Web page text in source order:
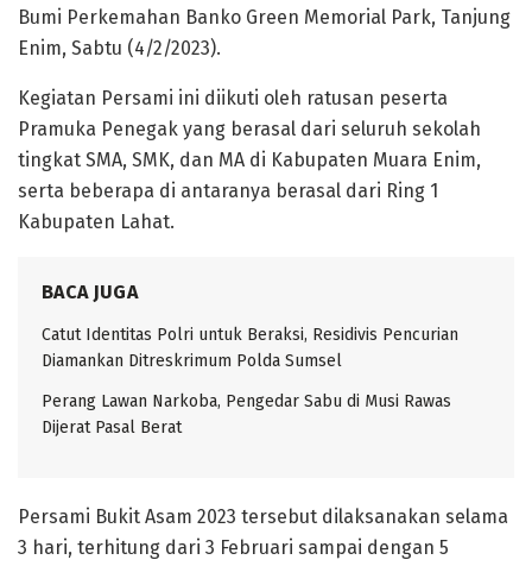
Bumi Perkemahan Banko Green Memorial Park, Tanjung
Enim, Sabtu (4/2/2023).
Kegiatan Persami ini diikuti oleh ratusan peserta
Pramuka Penegak yang berasal dari seluruh sekolah
tingkat SMA, SMK, dan MA di Kabupaten Muara Enim,
serta beberapa di antaranya berasal dari Ring 1
Kabupaten Lahat.
BACA JUGA
Catut Identitas Polri untuk Beraksi, Residivis Pencurian
Diamankan Ditreskrimum Polda Sumsel
Perang Lawan Narkoba, Pengedar Sabu di Musi Rawas
Dijerat Pasal Berat
Persami Bukit Asam 2023 tersebut dilaksanakan selama
3 hari, terhitung dari 3 Februari sampai dengan 5